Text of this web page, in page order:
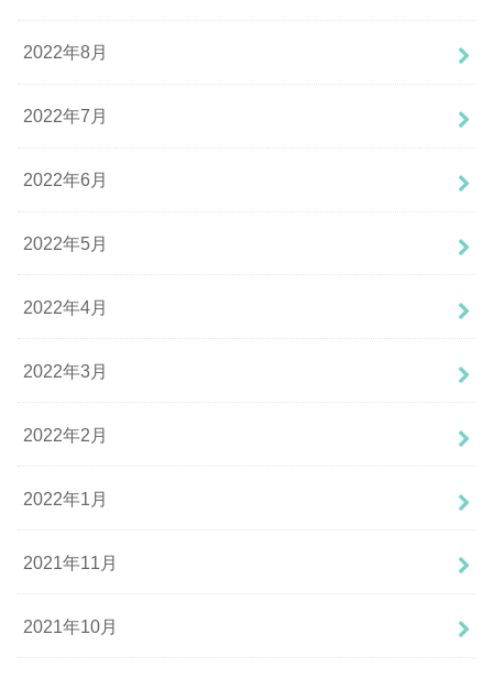
2022年8月
2022年7月
2022年6月
2022年5月
2022年4月
2022年3月
2022年2月
2022年1月
2021年11月
2021年10月